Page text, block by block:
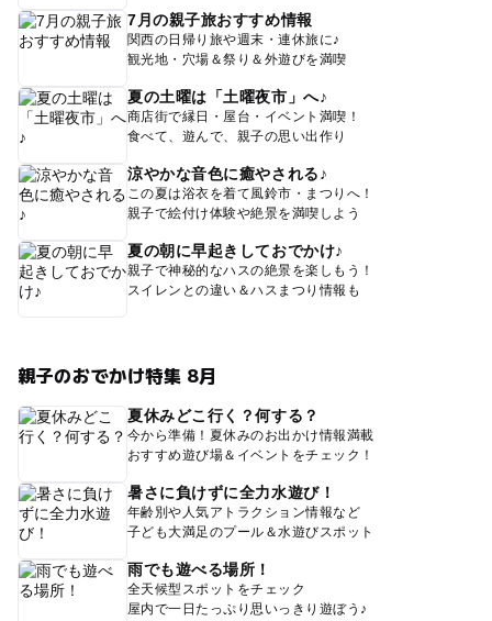
7月の親子旅おすすめ情報
関西の日帰り旅や週末・連休旅に♪
観光地・穴場＆祭り＆外遊びを満喫
夏の土曜は「土曜夜市」へ♪
商店街で縁日・屋台・イベント満喫！
食べて、遊んで、親子の思い出作り
涼やかな音色に癒やされる♪
この夏は浴衣を着て風鈴市・まつりへ！
親子で絵付け体験や絶景を満喫しよう
夏の朝に早起きしておでかけ♪
親子で神秘的なハスの絶景を楽しもう！
スイレンとの違い＆ハスまつり情報も
親子のおでかけ特集 8月
夏休みどこ行く？何する？
今から準備！夏休みのお出かけ情報満載
おすすめ遊び場＆イベントをチェック！
暑さに負けずに全力水遊び！
年齢別や人気アトラクション情報など
子ども大満足のプール＆水遊びスポット
雨でも遊べる場所！
全天候型スポットをチェック
屋内で一日たっぷり思いっきり遊ぼう♪